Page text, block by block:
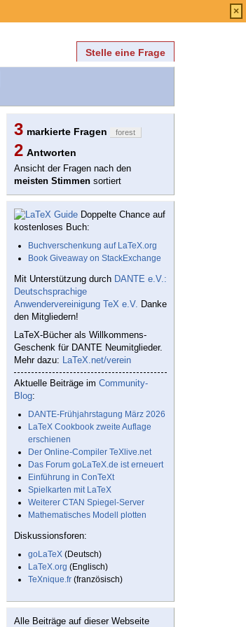
Stelle eine Frage
3 markierte Fragen forest
2 Antworten
Ansicht der Fragen nach den
meisten Stimmen sortiert
Doppelte Chance auf
kostenloses Buch:
Buchverschenkung auf LaTeX.org
Book Giveaway on StackExchange
Mit Unterstützung durch DANTE e.V.:
Deutschsprachige
Anwendervereinigung TeX e.V. Danke
den Mitgliedern!
LaTeX-Bücher als Willkommens-
Geschenk für DANTE Neumitglieder.
Mehr dazu: LaTeX.net/verein
Aktuelle Beiträge im Community-
Blog:
DANTE-Frühjahrstagung März 2026
LaTeX Cookbook zweite Auflage
erschienen
Der Online-Compiler TeXlive.net
Das Forum goLaTeX.de ist erneuert
Einführung in ConTeXt
Spielkarten mit LaTeX
Weiterer CTAN Spiegel-Server
Mathematisches Modell plotten
Diskussionsforen:
goLaTeX (Deutsch)
LaTeX.org (Englisch)
TeXnique.fr (französisch)
Alle Beiträge auf dieser Webseite
×